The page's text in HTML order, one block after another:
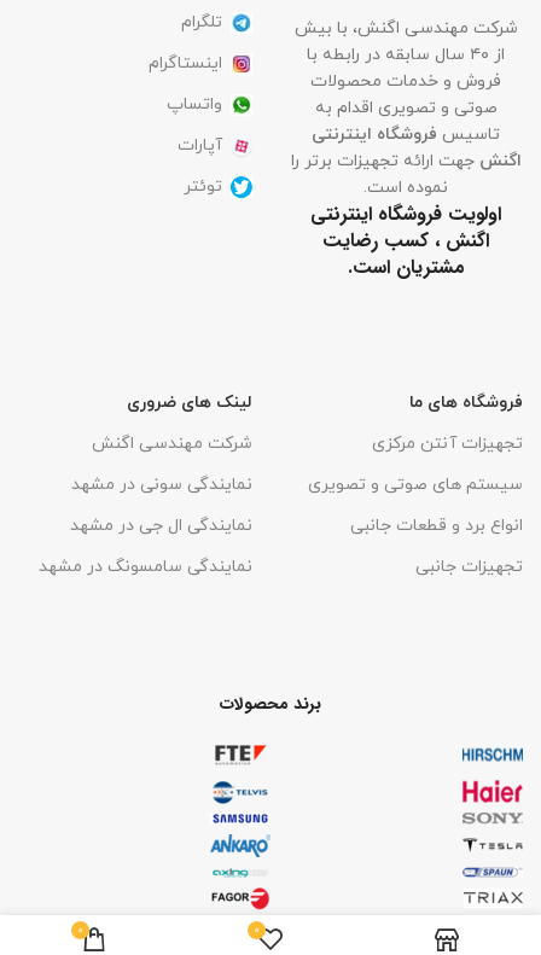
شرکت مهندسی اگنش، با بیش
از ۴۰ سال سابقه در رابطه با
فروش و خدمات محصولات
صوتی و تصویری اقدام به
تاسیس فروشگاه اینترنتی
اگنش جهت ارائه تجهیزات برتر را
نموده است.
اولویت فروشگاه اینترنتی
اگنش ، کسب رضایت
مشتریان است.
تلگرام
اینستاگرام
واتساپ
آپارات
توئتر
فروشگاه های ما
تجهیزات آنتن مرکزی
سیستم های صوتی و تصویری
انواع برد و قطعات جانبی
تجهیزات جانبی
لینک های ضروری
شرکت مهندسی اگنش
نمایندگی سونی در مشهد
نمایندگی ال جی در مشهد
نمایندگی سامسونگ در مشهد
برند محصولات
0
0